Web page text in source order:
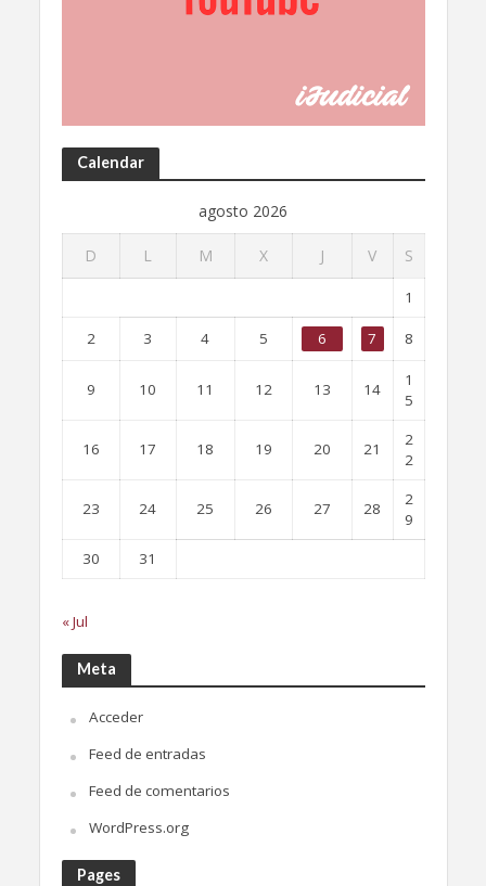
Calendar
agosto 2026
D L M X J V S
1
2 3 4 5 6 7 8
9 10 11 12 13 14
1
5
16 17 18 19 20 21
2
2
23 24 25 26 27 28
2
9
30
31
« Jul
Meta
Acceder
Feed de entradas
Feed de comentarios
WordPress.org
Pages